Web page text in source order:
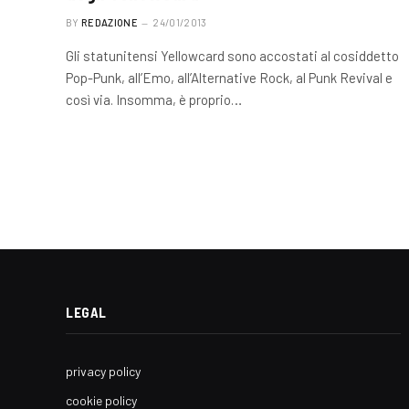
BY REDAZIONE 24/01/2013
Gli statunitensi Yellowcard sono accostati al cosiddetto
Pop-Punk, all’Emo, all’Alternative Rock, al Punk Revival e
così via. Insomma, è proprio…
LEGAL
privacy policy
cookie policy